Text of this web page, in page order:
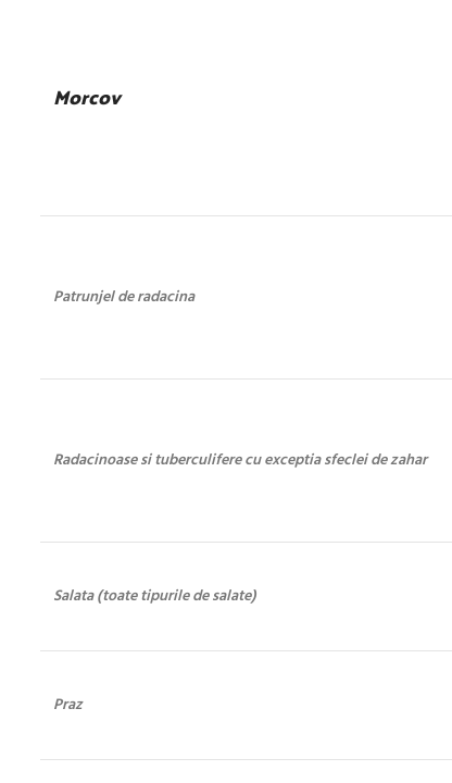
Morcov
Patrunjel de radacina
Radacinoase si tuberculifere cu exceptia sfeclei de zahar
Salata (toate tipurile de salate)
Praz